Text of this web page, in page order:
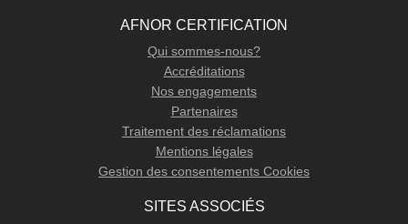
AFNOR CERTIFICATION
Qui sommes-nous?
Accréditations
Nos engagements
Partenaires
Traitement des réclamations
Mentions légales
Gestion des consentements Cookies
SITES ASSOCIÉS